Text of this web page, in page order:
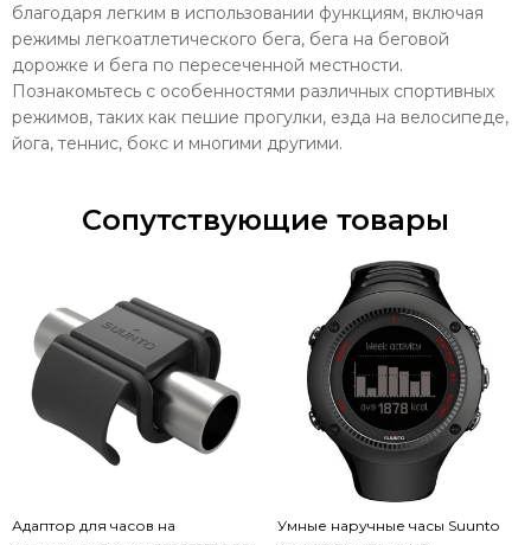
благодаря легким в использовании функциям, включая
режимы легкоатлетического бега, бега на беговой
дорожке и бега по пересеченной местности.
Познакомьтесь с особенностями различных спортивных
режимов, таких как пешие прогулки, езда на велосипеде,
йога, теннис, бокс и многими другими.
Сопутствующие товары
Адаптор для часов на
Умные наручные часы Suunto